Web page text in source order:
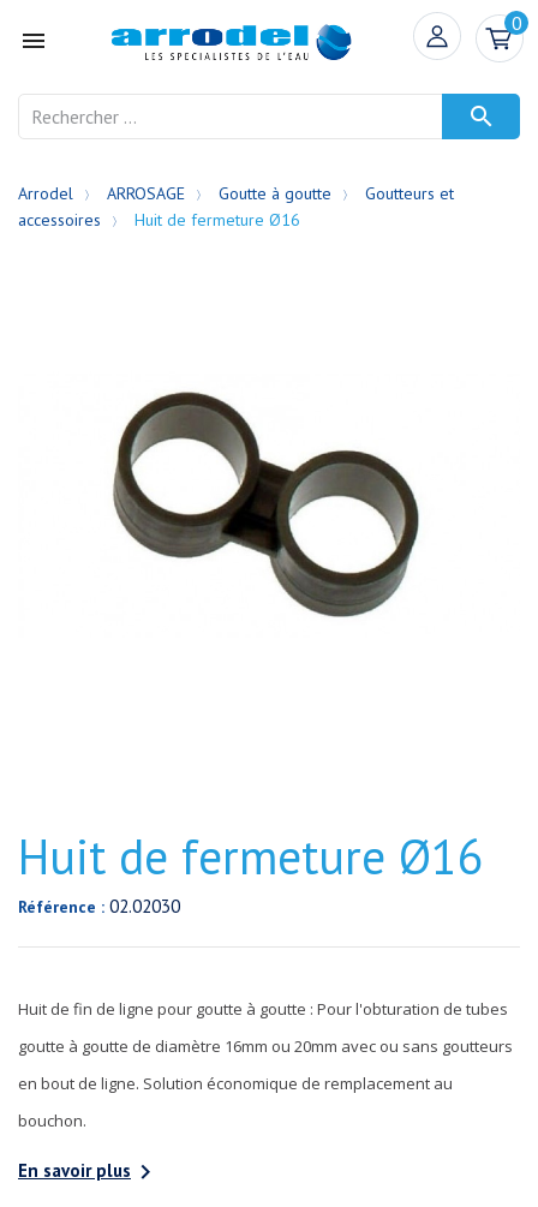

0

Arrodel ARROSAGE Goutte à goutte
Goutteurs et
accessoires
Huit de fermeture Ø16
Huit de fermeture Ø16
Référence : 02.02030
Huit de fin de ligne pour goutte à goutte : Pour l'obturation de tubes
goutte à goutte de diamètre 16mm ou 20mm avec ou sans goutteurs
en bout de ligne. Solution économique de remplacement au
bouchon.
En savoir plus 